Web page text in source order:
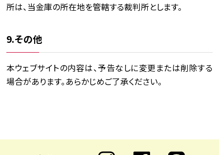
所は、当金庫の所在地を管轄する裁判所とします。
9.その他
本ウェブサイトの内容は、予告なしに変更または削除する
場合があります。あらかじめご了承ください。